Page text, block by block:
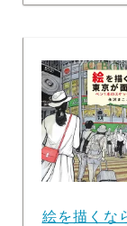
絵を描くな